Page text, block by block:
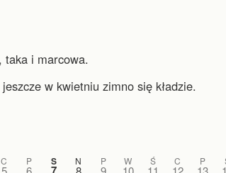
taka i marcowa.
w kwietniu zimno się kładzie.
C P S N P W Ś C P